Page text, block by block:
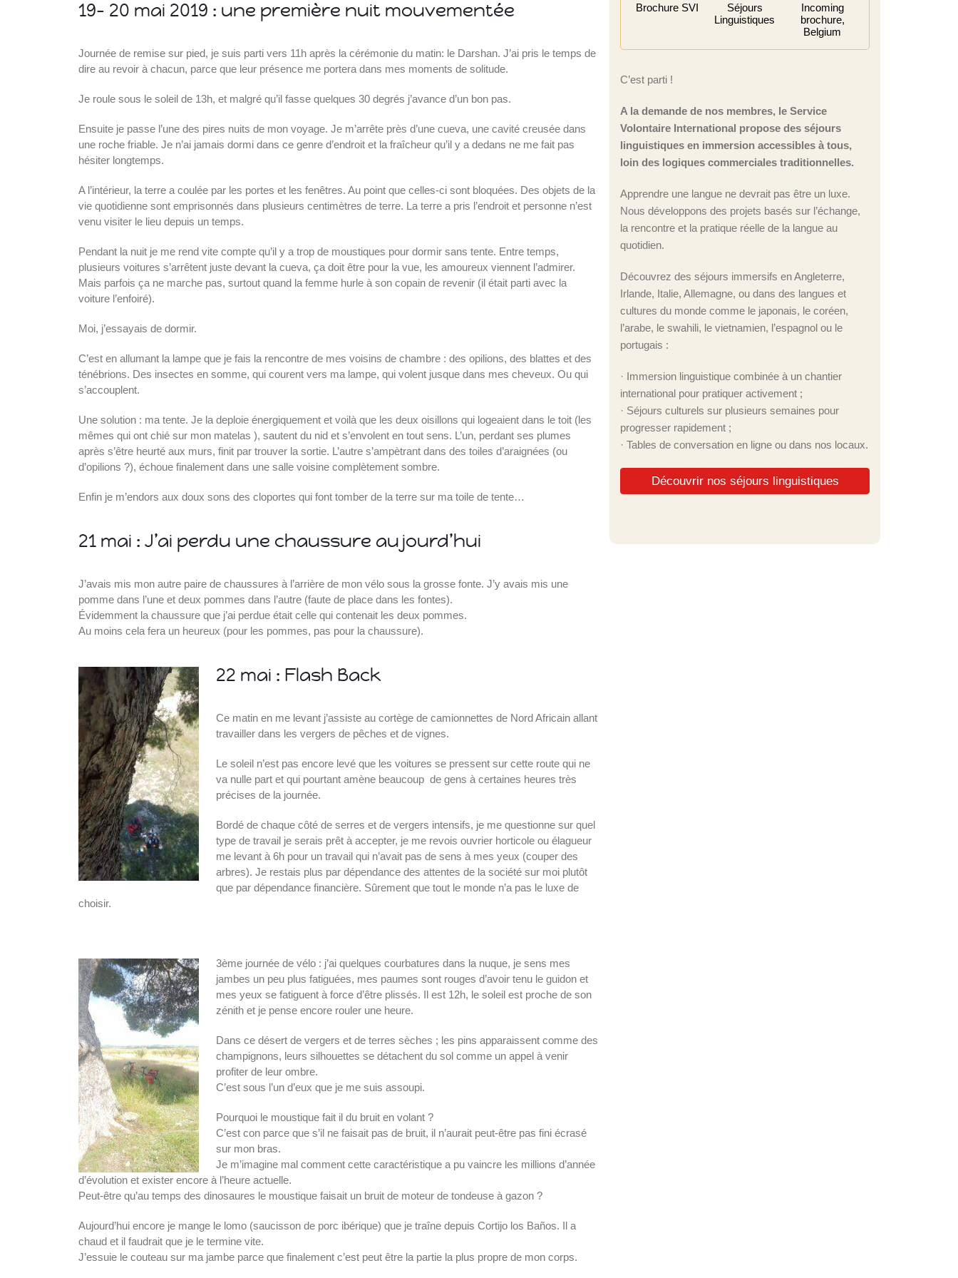
19- 20 mai 2019 : une première nuit mouvementée
Journée de remise sur pied, je suis parti vers 11h après la cérémonie du matin: le Darshan. J’ai pris le temps de
dire au revoir à chacun, parce que leur présence me portera dans mes moments de solitude.
Je roule sous le soleil de 13h, et malgré qu’il fasse quelques 30 degrés j’avance d’un bon pas.
Ensuite je passe l’une des pires nuits de mon voyage. Je m’arrête près d’une cueva, une cavité creusée dans
une roche friable. Je n’ai jamais dormi dans ce genre d’endroit et la fraîcheur qu’il y a dedans ne me fait pas
hésiter longtemps.
A l’intérieur, la terre a coulée par les portes et les fenêtres. Au point que celles-ci sont bloquées. Des objets de la
vie quotidienne sont emprisonnés dans plusieurs centimètres de terre. La terre a pris l’endroit et personne n’est
venu visiter le lieu depuis un temps.
Pendant la nuit je me rend vite compte qu’il y a trop de moustiques pour dormir sans tente. Entre temps,
plusieurs voitures s’arrêtent juste devant la cueva, ça doit être pour la vue, les amoureux viennent l’admirer.
Mais parfois ça ne marche pas, surtout quand la femme hurle à son copain de revenir (il était parti avec la
voiture l’enfoiré).
Moi, j’essayais de dormir.
C’est en allumant la lampe que je fais la rencontre de mes voisins de chambre : des opilions, des blattes et des
ténébrions. Des insectes en somme, qui courent vers ma lampe, qui volent jusque dans mes cheveux. Ou qui
s’accouplent.
Une solution : ma tente. Je la deploie énergiquement et voilà que les deux oisillons qui logeaient dans le toit (les
mêmes qui ont chié sur mon matelas ), sautent du nid et s’envolent en tout sens. L’un, perdant ses plumes
après s’être heurté aux murs, finit par trouver la sortie. L’autre s’ampètrant dans des toiles d’araignées (ou
d’opilions ?), échoue finalement dans une salle voisine complètement sombre.
Enfin je m’endors aux doux sons des cloportes qui font tomber de la terre sur ma toile de tente…
21 mai : J’ai perdu une chaussure aujourd’hui
J’avais mis mon autre paire de chaussures à l’arrière de mon vélo sous la grosse fonte. J’y avais mis une
pomme dans l’une et deux pommes dans l’autre (faute de place dans les fontes).
Évidemment la chaussure que j’ai perdue était celle qui contenait les deux pommes.
Au moins cela fera un heureux (pour les pommes, pas pour la chaussure).
22 mai : Flash Back
Ce matin en me levant j’assiste au cortège de camionnettes de Nord Africain allant
travailler dans les vergers de pêches et de vignes.
Le soleil n’est pas encore levé que les voitures se pressent sur cette route qui ne
va nulle part et qui pourtant amène beaucoup de gens à certaines heures très
précises de la journée.
Bordé de chaque côté de serres et de vergers intensifs, je me questionne sur quel
type de travail je serais prêt à accepter, je me revois ouvrier horticole ou élagueur
me levant à 6h pour un travail qui n’avait pas de sens à mes yeux (couper des
arbres). Je restais plus par dépendance des attentes de la société sur moi plutôt
que par dépendance financière. Sûrement que tout le monde n’a pas le luxe de
choisir.
3ème journée de vélo : j’ai quelques courbatures dans la nuque, je sens mes
jambes un peu plus fatiguées, mes paumes sont rouges d’avoir tenu le guidon et
mes yeux se fatiguent à force d’être plissés. Il est 12h, le soleil est proche de son
zénith et je pense encore rouler une heure.
Dans ce désert de vergers et de terres sèches ; les pins apparaissent comme des
champignons, leurs silhouettes se détachent du sol comme un appel à venir
profiter de leur ombre.
C’est sous l’un d’eux que je me suis assoupi.
Pourquoi le moustique fait il du bruit en volant ?
C’est con parce que s’il ne faisait pas de bruit, il n’aurait peut-être pas fini écrasé
sur mon bras.
Je m’imagine mal comment cette caractéristique a pu vaincre les millions d’année
d’évolution et exister encore à l’heure actuelle.
Peut-être qu’au temps des dinosaures le moustique faisait un bruit de moteur de tondeuse à gazon ?
Aujourd’hui encore je mange le lomo (saucisson de porc ibérique) que je traîne depuis Cortijo los Baños. Il a
chaud et il faudrait que je le termine vite.
J’essuie le couteau sur ma jambe parce que finalement c’est peut être la partie la plus propre de mon corps.
Brochure SVI
Séjours
Linguistiques
Incoming
brochure,
Belgium
C’est parti !
A la demande de nos membres, le Service
Volontaire International propose des séjours
linguistiques en immersion accessibles à tous,
loin des logiques commerciales traditionnelles.
Apprendre une langue ne devrait pas être un luxe.
Nous développons des projets basés sur l’échange,
la rencontre et la pratique réelle de la langue au
quotidien.
Découvrez des séjours immersifs en Angleterre,
Irlande, Italie, Allemagne, ou dans des langues et
cultures du monde comme le japonais, le coréen,
l’arabe, le swahili, le vietnamien, l’espagnol ou le
portugais :
· Immersion linguistique combinée à un chantier
international pour pratiquer activement ;
· Séjours culturels sur plusieurs semaines pour
progresser rapidement ;
· Tables de conversation en ligne ou dans nos locaux.
Découvrir nos séjours linguistiques